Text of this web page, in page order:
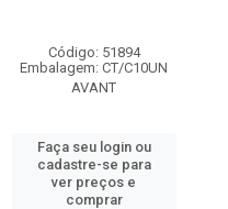
Código: 51894
Embalagem: CT/C10UN
AVANT
Faça seu login ou
cadastre-se para
ver preços e
comprar